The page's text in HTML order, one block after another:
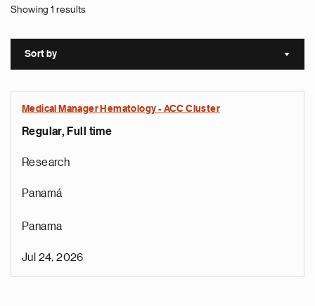
Showing 1 results
Sort by Sort
Medical Manager Hematology - ACC Cluster
Regular, Full time
Research
Panamá
Panama
Jul 24, 2026